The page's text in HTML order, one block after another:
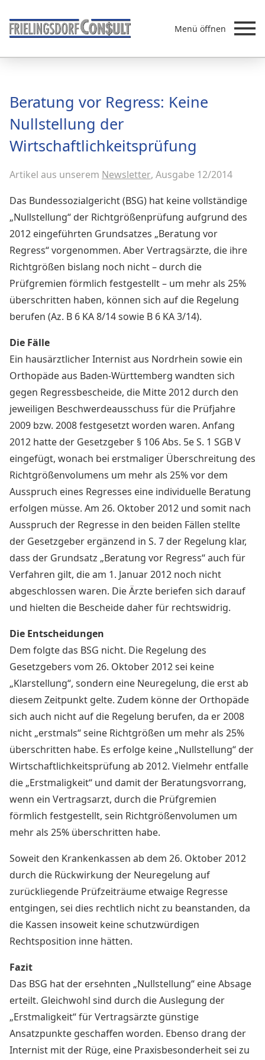
Menü öffnen
Leistungen
Akademie
MVZ/Ärztenetze
Über uns
Newsletter & Presse
Beratung vor Regress: Keine
Nullstellung der
Wirtschaftlichkeitsprüfung
Artikel aus unserem Newsletter, Ausgabe 12/2014
Das Bundessozialgericht (BSG) hat keine vollständige
„Nullstellung“ der Richtgrößenprüfung aufgrund des
2012 eingeführten Grundsatzes „Beratung vor
Regress“ vorgenommen. Aber Vertragsärzte, die ihre
Richtgrößen bislang noch nicht – durch die
Prüfgremien förmlich festgestellt – um mehr als 25%
überschritten haben, können sich auf die Regelung
berufen (Az. B 6 KA 8/14 sowie B 6 KA 3/14).
Die Fälle
Ein hausärztlicher Internist aus Nordrhein sowie ein
Orthopäde aus Baden-Württemberg wandten sich
gegen Regressbescheide, die Mitte 2012 durch den
jeweiligen Beschwerdeausschuss für die Prüfjahre
2009 bzw. 2008 festgesetzt worden waren. Anfang
2012 hatte der Gesetzgeber § 106 Abs. 5e S. 1 SGB V
eingefügt, wonach bei erstmaliger Überschreitung des
Richtgrößenvolumens um mehr als 25% vor dem
Ausspruch eines Regresses eine individuelle Beratung
erfolgen müsse. Am 26. Oktober 2012 und somit nach
Ausspruch der Regresse in den beiden Fällen stellte
der Gesetzgeber ergänzend in S. 7 der Regelung klar,
dass der Grundsatz „Beratung vor Regress“ auch für
Verfahren gilt, die am 1. Januar 2012 noch nicht
abgeschlossen waren. Die Ärzte beriefen sich darauf
und hielten die Bescheide daher für rechtswidrig.
Die Entscheidungen
Dem folgte das BSG nicht. Die Regelung des
Gesetzgebers vom 26. Oktober 2012 sei keine
„Klarstellung“, sondern eine Neuregelung, die erst ab
diesem Zeitpunkt gelte. Zudem könne der Orthopäde
sich auch nicht auf die Regelung berufen, da er 2008
nicht „erstmals“ seine Richtgrößen um mehr als 25%
überschritten habe. Es erfolge keine „Nullstellung“ der
Wirtschaftlichkeitsprüfung ab 2012. Vielmehr entfalle
die „Erstmaligkeit“ und damit der Beratungsvorrang,
wenn ein Vertragsarzt, durch die Prüfgremien
förmlich festgestellt, sein Richtgrößenvolumen um
mehr als 25% überschritten habe.
Soweit den Krankenkassen ab dem 26. Oktober 2012
durch die Rückwirkung der Neuregelung auf
zurückliegende Prüfzeiträume etwaige Regresse
entgingen, sei dies rechtlich nicht zu beanstanden, da
die Kassen insoweit keine schutzwürdigen
Rechtsposition inne hätten.
Fazit
Das BSG hat der ersehnten „Nullstellung“ eine Absage
erteilt. Gleichwohl sind durch die Auslegung der
„Erstmaligkeit“ für Vertragsärzte günstige
Ansatzpunkte geschaffen worden. Ebenso drang der
Internist mit der Rüge, eine Praxisbesonderheit sei zu